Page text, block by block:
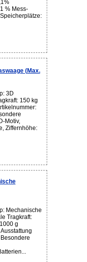
% Mess-
(Max.
3D
150 kg
Motiv,
Ziffernhöhe:
Mechanische
Tragkraft:
g